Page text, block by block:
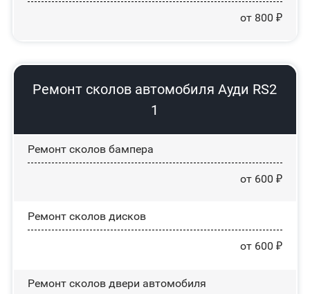
от 800 ₽
Ремонт сколов автомобиля Ауди RS2
1
Ремонт сколов бампера
от 600 ₽
Ремонт сколов дисков
от 600 ₽
Ремонт сколов двери автомобиля